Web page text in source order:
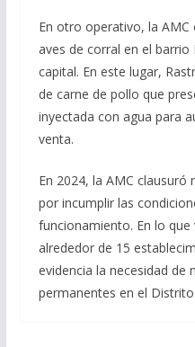
En otro operativo, la
aves de corral en el
capital. En este lugar,
de carne de pollo que
inyectada con agua para
venta.
En 2024, la AMC clausuró
por incumplir las
funcionamiento. En lo que
alrededor de 15
evidencia la necesidad de
permanentes en el